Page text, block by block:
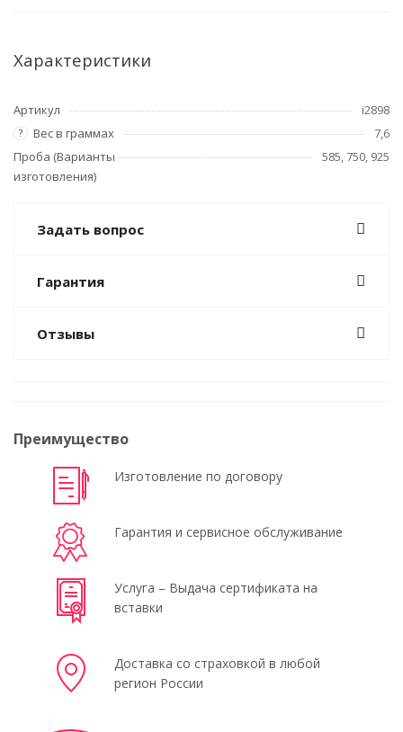
Характеристики
Артикул i2898
? Вес в граммах
7,6
Проба (Варианты
изготовления)
585, 750, 925
Задать вопрос
Гарантия
Отзывы
Преимущество
Изготовление по договору
Гарантия и сервисное обслуживание
Услуга – Выдача сертификата на
вставки
Доставка со страховкой в любой
регион России